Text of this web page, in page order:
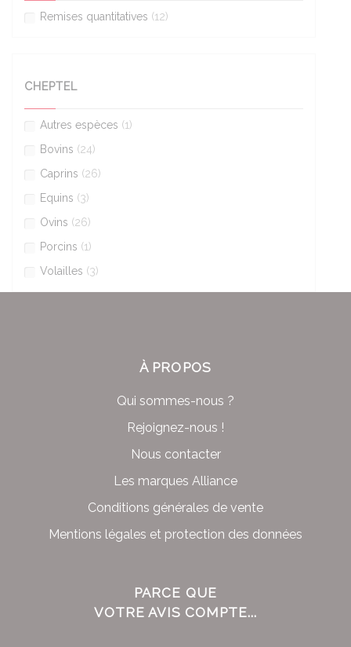
Remises quantitatives (12)
CHEPTEL
Autres espèces (1)
Bovins (24)
Caprins (26)
Equins (3)
Ovins (26)
Porcins (1)
Volailles (3)
À PROPOS
Qui sommes-nous ?
Rejoignez-nous !
Nous contacter
Les marques Alliance
Conditions générales de vente
Mentions légales et protection des données
PARCE QUE
VOTRE AVIS COMPTE...